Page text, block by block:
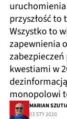
uruchomienia
przyszłość
Wszystko to
zapewnienia
kwestiami w
monopolowi
MARIAN
03 STY 2020